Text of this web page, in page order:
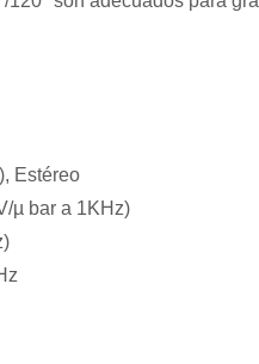
Estéreo
µ bar a 1KHz)